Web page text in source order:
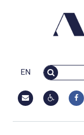
EN